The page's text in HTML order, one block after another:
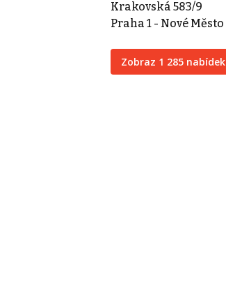
Krakovská 583/9
Praha 1 - Nové Město
Zobraz 1 285 nabídek